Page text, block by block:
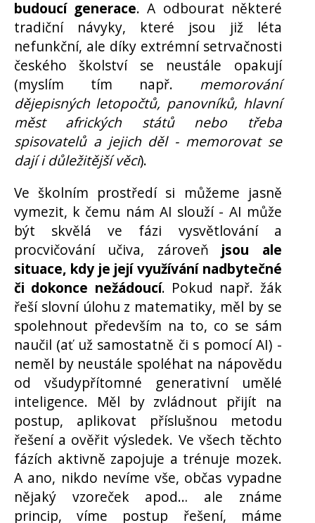
budoucí generace. A odbourat některé
tradiční návyky, které jsou již léta
nefunkční, ale díky extrémní setrvačnosti
českého školství se neustále opakují
(myslím tím např. memorování
dějepisných letopočtů, panovníků, hlavní
měst afrických států nebo třeba
spisovatelů a jejich děl - memorovat se
dají i důležitější věci).
Ve školním prostředí si můžeme jasně
vymezit, k čemu nám AI slouží - AI může
být skvělá ve fázi vysvětlování a
procvičování učiva, zároveň jsou ale
situace, kdy je její využívání nadbytečné
či dokonce nežádoucí. Pokud např. žák
řeší slovní úlohu z matematiky, měl by se
spolehnout především na to, co se sám
naučil (ať už samostatně či s pomocí AI) -
neměl by neustále spoléhat na nápovědu
od všudypřítomné generativní umělé
inteligence. Měl by zvládnout přijít na
postup, aplikovat příslušnou metodu
řešení a ověřit výsledek. Ve všech těchto
fázích aktivně zapojuje a trénuje mozek.
A ano, nikdo nevíme vše, občas vypadne
nějaký vzoreček apod… ale známe
princip, víme postup řešení, máme